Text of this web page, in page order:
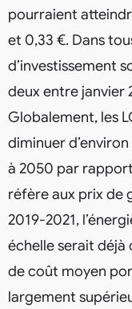
pourraient
et 0,33 €. Dans
d’investissement
deux entre janvier
Globalement, les
diminuer
à 2050 par rapport
réfère aux prix de
2019-2021,
échelle serait
de coût moyen
largement